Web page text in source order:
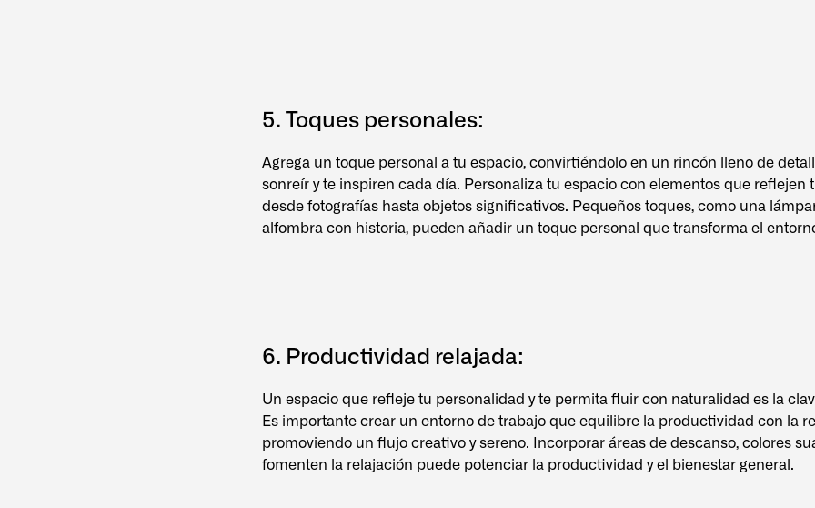
5. Toques personales:
Agrega un toque personal a tu espacio, convirtiéndolo en un rincón lleno de
sonreír y te inspiren cada día. Personaliza tu espacio con elementos que reflejen
desde fotografías hasta objetos significativos. Pequeños toques, como una
alfombra con historia, pueden añadir un toque personal que transforma el
6. Productividad relajada:
Un espacio que refleje tu personalidad y te permita fluir con naturalidad es la
Es importante crear un entorno de trabajo que equilibre la productividad con la
promoviendo un flujo creativo y sereno. Incorporar áreas de descanso, colores
fomenten la relajación puede potenciar la productividad y el bienestar general.